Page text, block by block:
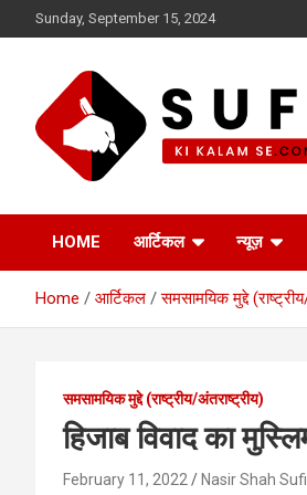
to
Sunday, September 15, 2024
सूफी की कलम से
HOME आर्टिकल न्यूज़
Home आर्टिकल समसामयिक मुद्दे
समसामयिक मुद्दे (राष्ट्रीय/अंतराष्ट्रीय)
हिजाब विवाद का
February 11, 2022 Nasir Shah Sufi